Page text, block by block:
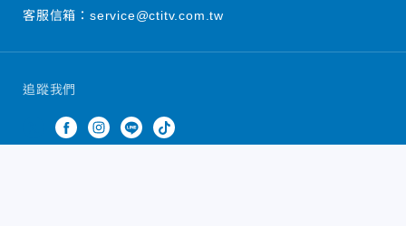
追蹤我們
客服信箱： service@ctitv.com.tw